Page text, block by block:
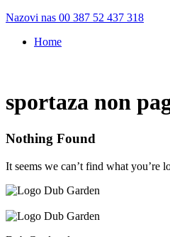
Nazovi nas 00 387 52 437 318
Home
sportaza non
Nothing Found
It seems we can’t find what you’re